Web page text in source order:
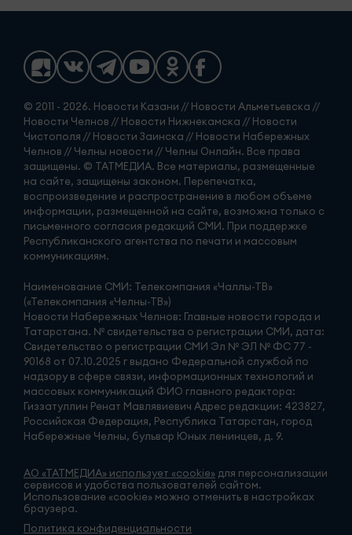
© 2011 - 2026. Новости Казани // Новости Альметьевска //
Новости Челнов // Новости Нижнекамска // Новости
Чистополя // Новости Заинска // Новости Набережных
Челнов // Челны новости // Челны Онлайн. Все права
защищены. © ТАТМЕДИА. Все материалы, размещенные
на сайте, защищены законом. Перепечатка,
воспроизведение и распространение в любом объеме
информации, размещенной на сайте, возможна только с
письменного согласия редакций СМИ. При поддержке
Республиканского агентства по печати и массовым
коммуникациям.
Наименование СМИ: Телекомпания «Чаллы-ТВ»
(«Телекомпания «Челны-ТВ»)
Новости Набережных Челнов: Главные новости города и
Татарстана. № свидетельства о регистрации СМИ, дата:
Свидетельство о регистрации СМИ Эл № ЭЛ № ФС 77 -
90168 от 07.10.2025 г выдано Федеральной службой по
надзору в сфере связи, информационных технологий и
массовых коммуникаций ФИО главного редактора:
Гиззатуллин Ренат Мавлявиевич Адрес редакции: 423827,
Российская Федерация, Республика Татарстан, город
Набережные Челны, бульвар Юных ленинцев, д. 9.
АО «ТАТМЕДИА» использует «cookie» для персонализации
сервисов и удобства пользователей сайтом.
Использование «cookie» можно отменить в настройках
браузера.
Политика конфиденциальности